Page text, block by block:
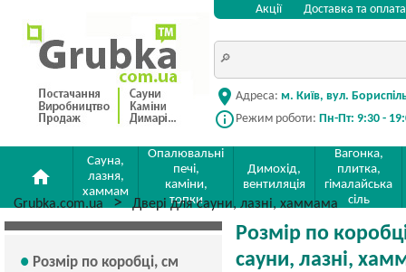
Акції Доставка та оплата
location_on Адреса: м. Київ, вул.
info_outline Режим роботи: Пн-Пт: 9:30 -
home
Сауна,
лазня,
хаммам
Опалювальні
печі,
каміни,
топки
Димохід,
вентиляція
Вагонка,
плитка,
гімалайська
сіль
Grubka.com.ua Двері для сауни, лазні, хаммама
Розмір по коробці, см
Розмір по
сауни, лазні,